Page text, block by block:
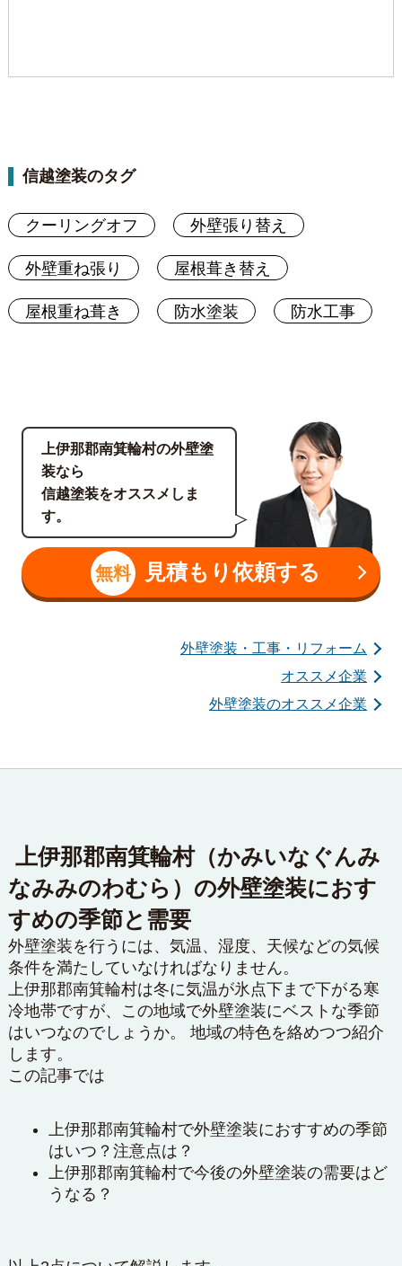
信越塗装のタグ
クーリングオフ 外壁張り替え
外壁重ね張り 屋根葺き替え
屋根重ね葺き 防水塗装 防水工事
上伊那郡南箕輪村の外壁塗
装なら
信越塗装をオススメしま
す。
無料 見積もり依頼する
外壁塗装・工事・リフォーム
オススメ企業
外壁塗装のオススメ企業
上伊那郡南箕輪村（かみいなぐんみ
なみみのわむら）の外壁塗装におす
すめの季節と需要
外壁塗装を行うには、気温、湿度、天候などの気候
条件を満たしていなければなりません。
上伊那郡南箕輪村は冬に気温が氷点下まで下がる寒
冷地帯ですが、この地域で外壁塗装にベストな季節
はいつなのでしょうか。 地域の特色を絡めつつ紹介
します。
この記事では
上伊那郡南箕輪村で外壁塗装におすすめの季節
はいつ？注意点は？
上伊那郡南箕輪村で今後の外壁塗装の需要はど
うなる？